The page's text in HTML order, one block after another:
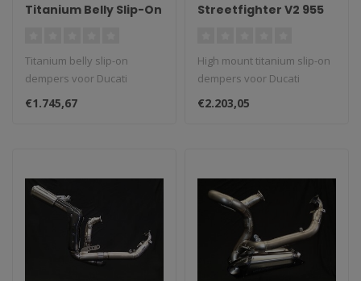
Titanium Belly Slip-On
Titanium belly slip-on
dempers voor Ducati
Panigale V2 (2019–2024)...
€1.745,67
Streetfighter V2 955
On Dempers
High mount titanium slip-on
dempers voor Ducati
Panigale V2 / Streetfighter
€2.203,05